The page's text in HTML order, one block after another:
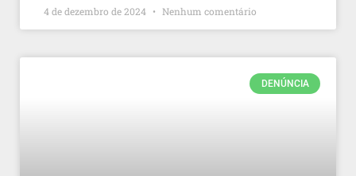
4 de dezembro de 2024 Nenhum comentário
DENÚNCIA